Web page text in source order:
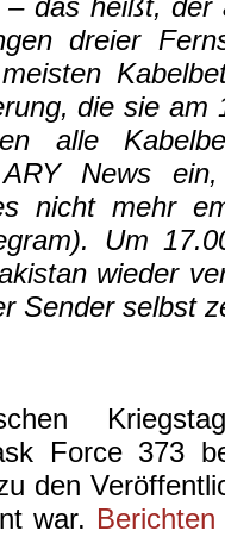
dreier
die sie am
alle
News
nicht mehr
Um
wieder
Sender selbst
Force 373
den
war. Berichten